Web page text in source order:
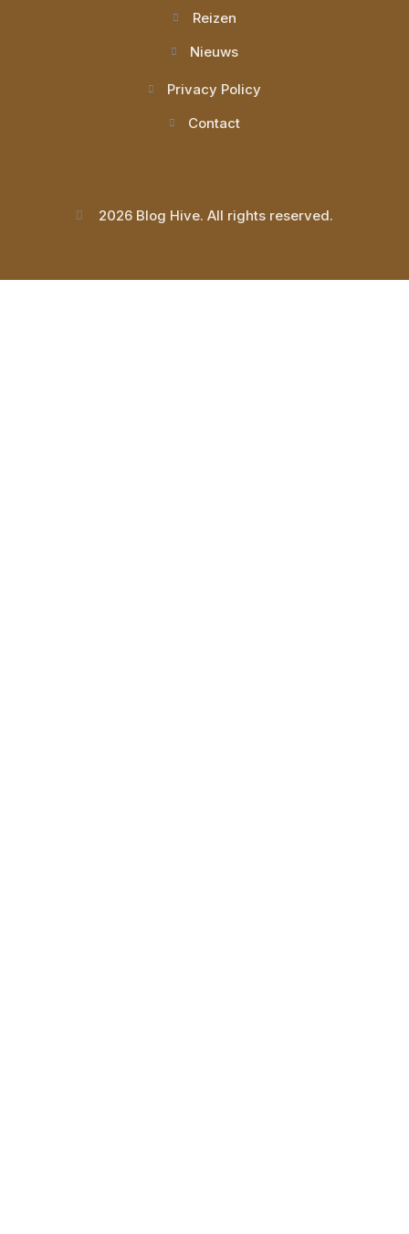
Reizen
Nieuws
Privacy Policy
Contact
2026 Blog Hive. All rights reserved.